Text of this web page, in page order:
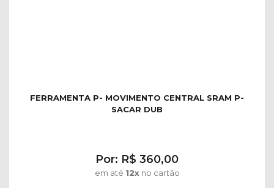
FERRAMENTA P- MOVIMENTO CENTRAL SRAM P-
SACAR DUB
Por: R$ 360,00
em até 12xno cartão